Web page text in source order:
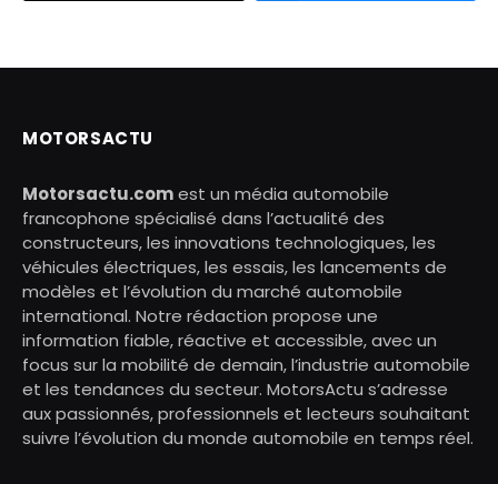
MOTORSACTU
Motorsactu.comest un média automobile
francophone spécialisé dans l’actualité des
constructeurs, les innovations technologiques, les
véhicules électriques, les essais, les lancements de
modèles et l’évolution du marché automobile
international. Notre rédaction propose une
information fiable, réactive et accessible, avec un
focus sur la mobilité de demain, l’industrie automobile
et les tendances du secteur. MotorsActu s’adresse
aux passionnés, professionnels et lecteurs souhaitant
suivre l’évolution du monde automobile en temps réel.